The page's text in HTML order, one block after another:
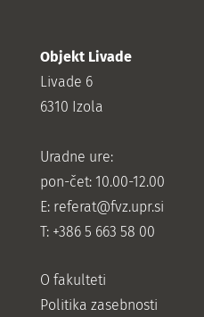
Objekt Livade
Livade 6
6310 Izola
Uradne ure:
pon-čet: 10.00-12.00
E: referat@fvz.upr.si
T: +386 5 663 58 00
O fakulteti
Politika zasebnosti